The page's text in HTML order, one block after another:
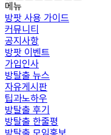
메뉴
방팟 사용 가이드
커뮤니티
공지사항
방팟 이벤트
가입인사
방탈출 뉴스
자유게시판
팁과노하우
방탈출 후기
방탈출 한줄평